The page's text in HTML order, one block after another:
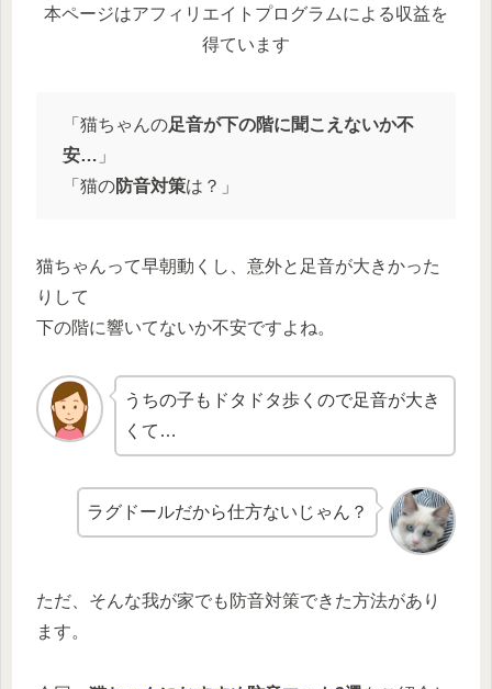
本ページはアフィリエイトプログラムによる収益を
得ています
「猫ちゃんの足音が下の階に聞こえないか不
安… 」
「猫の防音対策は？」
猫ちゃんって早朝動くし、意外と足音が大きかった
りして
下の階に響いてないか不安ですよね。
うちの子もドタドタ歩くので足音が大き
くて…
ラグドールだから仕方ないじゃん？
ただ、そんな我が家でも防音対策できた方法があり
ます。